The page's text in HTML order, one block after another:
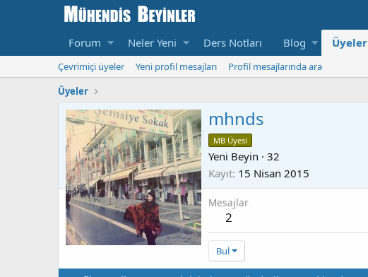
Forum Neler Yeni Ders Notları Blog Üyeler
Çevrimiçi üyeler Yeni profil mesajları
Profil mesajlarında ara
Üyeler
mhnds
MB Üyesi
Yeni Beyin · 32
Kayıt 15 Nisan 2015
Mesajlar
2
Bul